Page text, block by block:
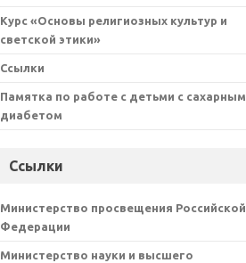
Курс «Основы религиозных культур и
светской этики»
Ссылки
Памятка по работе с детьми с сахарным
диабетом
Ссылки
Министерство просвещения Российской
Федерации
Министерство науки и высшего